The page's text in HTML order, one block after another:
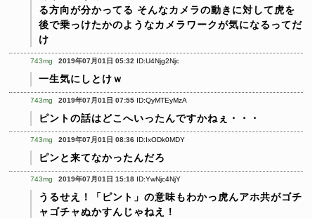
る方向が分かってる そんなカメラの動きに対して虎を
後で乗っけたかのようなカメラワークが気になるってだ
け
743mg 2019年07月01日 05:32 ID:U4Njg2Njc
一生気にしとけｗ
743mg 2019年07月01日 07:55 ID:QyMTEyMzA
ピントの話はどこへいったんですかねぇ・・・
743mg 2019年07月01日 08:36 ID:IxODk0MDY
ピンと来てなかったんだろ
743mg 2019年07月01日 15:18 ID:YwNjc4NjY
うるせえ！「ピント」の意味もわかっ虎んアホ共がゴチ
ャゴチャぬかすんじゃねえ！